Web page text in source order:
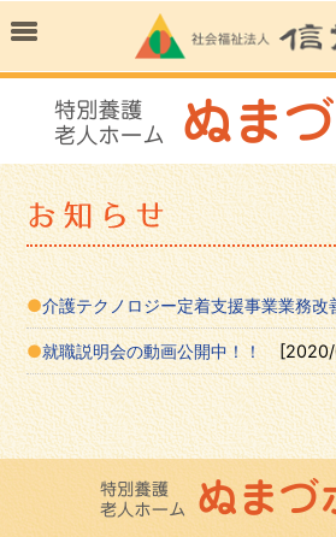
介護テクノロジー定着支援事業業務改
就職説明会の動画公開中！！